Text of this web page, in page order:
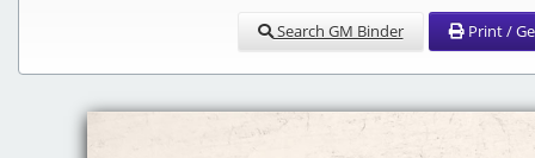
Search GM Binder Print /